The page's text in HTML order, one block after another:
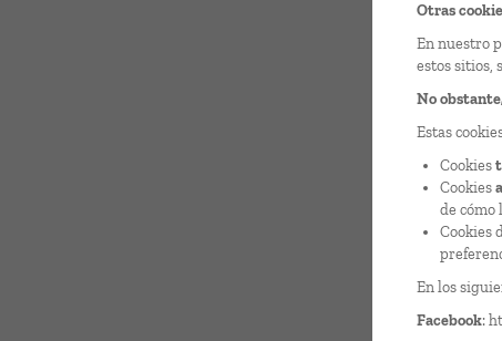
Otras
En nuestro
estos sitios,
No
Estas
Cookies
Cookies
de cómo
Cookies
En los
Facebook: